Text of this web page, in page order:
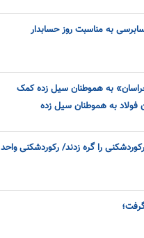
به مناسبت روز حسابدار
به هموطنان سیل زده کمک
را گره زدند/ رکوردشکنی واحد